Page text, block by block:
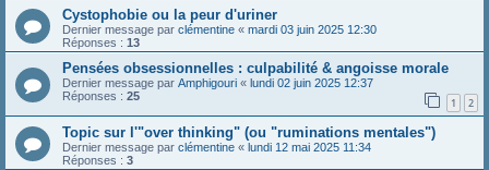
Cystophobie ou la peur d'uriner
Dernier message par clémentine « mardi 03 juin 2025 12:30
Réponses : 13
Pensées obsessionnelles : culpabilité & angoisse morale
Dernier message par Amphigouri « lundi 02 juin 2025 12:37
Réponses : 25 1 2
Topic sur l'"over thinking" (ou "ruminations mentales")
Dernier message par clémentine « lundi 12 mai 2025 11:34
Réponses : 3